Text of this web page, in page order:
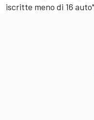
iscritte meno di 16